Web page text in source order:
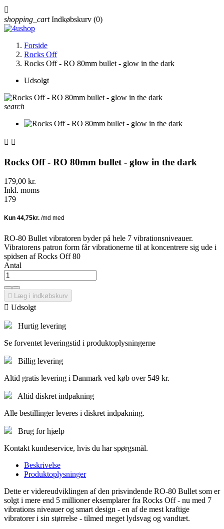

shopping_cart Indkøbskurv (0)
Forside
Rocks Off
Rocks Off - RO 80mm bullet - glow in the dark
Udsolgt
search
 
Rocks Off - RO 80mm bullet - glow in the dark
179,00 kr.
Inkl. moms
179
RO-80 Bullet vibratoren byder på hele 7 vibrationsniveauer.
Vibratorens patron form får vibrationerne til at koncentrere sig ude i
spidsen af Rocks Off 80
Antal
 Læg i indkøbskurv
 Udsolgt
Hurtig levering
Se forventet leveringstid i produktoplysningerne
Billig levering
Altid gratis levering i Danmark ved køb over 549 kr.
Altid diskret indpakning
Alle bestillinger leveres i diskret indpakning.
Brug for hjælp
Kontakt kundeservice, hvis du har spørgsmål.
Beskrivelse
Produktoplysninger
Dette er videreudviklingen af den prisvindende RO-80 Bullet som er
solgt i mere end 5 millioner eksemplarer fra Rocks Off - nu med 7
vibrations niveauer og smart design - en af de mest kraftige
vibratorer i sin størrelse - tilmed meget lydsvag og vandtæt.